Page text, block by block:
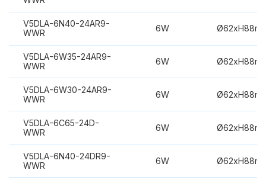
V5DLA-6N40-24AR9-
WWR
6W
V5DLA-6W35-24AR9-
WWR
6W
V5DLA-6W30-24AR9-
WWR
6W
V5DLA-6C65-24D-
WWR
6W
V5DLA-6N40-24DR9-
WWR
6W